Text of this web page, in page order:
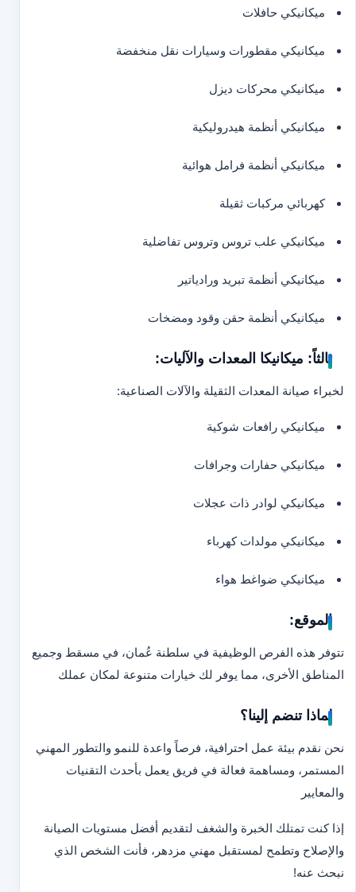
ميكانيكي حافلات
ميكانيكي مقطورات وسيارات نقل منخفضة
ميكانيكي محركات ديزل
ميكانيكي أنظمة هيدروليكية
ميكانيكي أنظمة فرامل هوائية
كهربائي مركبات ثقيلة
ميكانيكي علب تروس وتروس تفاضلية
ميكانيكي أنظمة تبريد ورادياتير
ميكانيكي أنظمة حقن وقود ومضخات
ثالثاً: ميكانيكا المعدات والآليات:
لخبراء صيانة المعدات الثقيلة والآلات الصناعية:
ميكانيكي رافعات شوكية
ميكانيكي حفارات وجرافات
ميكانيكي لوادر ذات عجلات
ميكانيكي مولدات كهرباء
ميكانيكي ضواغط هواء
الموقع:
تتوفر هذه الفرص الوظيفية في سلطنة عُمان، في مسقط وجميع
المناطق الأخرى، مما يوفر لك خيارات متنوعة لمكان عملك
لماذا تنضم إلينا؟
نحن نقدم بيئة عمل احترافية، فرصاً واعدة للنمو والتطور المهني
المستمر، ومساهمة فعالة في فريق يعمل بأحدث التقنيات
والمعايير
إذا كنت تمتلك الخبرة والشغف لتقديم أفضل مستويات الصيانة
والإصلاح وتطمح لمستقبل مهني مزدهر، فأنت الشخص الذي
نبحث عنه!